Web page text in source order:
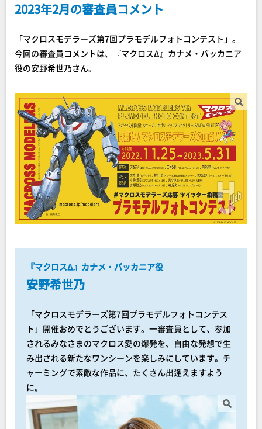
2023年2月の審査員コメント
「マクロスモデラーズ第7回プラモデルフォトコンテスト」。
今回の審査員コメントは、『マクロスΔ』カナメ・バッカニア
役の安野希世乃さん。
『マクロスΔ』カナメ・バッカニア役
安野希世乃
「マクロスモデラーズ第7回プラモデルフォトコンテス
ト」開催おめでとうございます。一審査員として、参加
されるみなさまのマクロス愛の爆発を、自由な発想で生
み出される新たなワンシーンを楽しみにしています。チ
ャーミングで素敵な作品に、たくさん出逢えますよう
に。